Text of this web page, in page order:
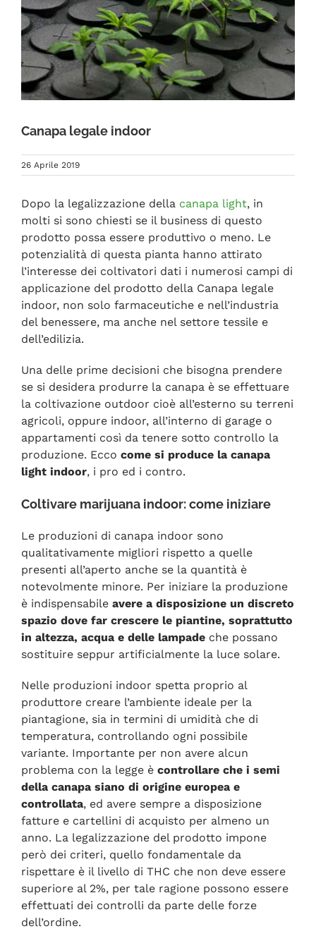
FAQ
Canapa legale indoor
26 Aprile 2019
Dopo la legalizzazione della canapa light, in
molti si sono chiesti se il business di questo
prodotto possa essere produttivo o meno. Le
potenzialità di questa pianta hanno attirato
l’interesse dei coltivatori dati i numerosi campi di
applicazione del prodotto della Canapa legale
indoor, non solo farmaceutiche e nell’industria
del benessere, ma anche nel settore tessile e
dell’edilizia.
Una delle prime decisioni che bisogna prendere
se si desidera produrre la canapa è se effettuare
la coltivazione outdoor cioè all’esterno su terreni
agricoli, oppure indoor, all’interno di garage o
appartamenti così da tenere sotto controllo la
produzione. Ecco come si produce la canapa
light indoor, i pro ed i contro.
Coltivare marijuana indoor: come iniziare
Le produzioni di canapa indoor sono
qualitativamente migliori rispetto a quelle
presenti all’aperto anche se la quantità è
notevolmente minore. Per iniziare la produzione
è indispensabile avere a disposizione un discreto
spazio dove far crescere le piantine, soprattutto
in altezza, acqua e delle lampade che possano
sostituire seppur artificialmente la luce solare.
Nelle produzioni indoor spetta proprio al
produttore creare l’ambiente ideale per la
piantagione, sia in termini di umidità che di
temperatura, controllando ogni possibile
variante. Importante per non avere alcun
problema con la legge è controllare che i semi
della canapa siano di origine europea e
controllata, ed avere sempre a disposizione
fatture e cartellini di acquisto per almeno un
anno. La legalizzazione del prodotto impone
però dei criteri, quello fondamentale da
rispettare è il livello di THC che non deve essere
superiore al 2%, per tale ragione possono essere
effettuati dei controlli da parte delle forze
dell’ordine.